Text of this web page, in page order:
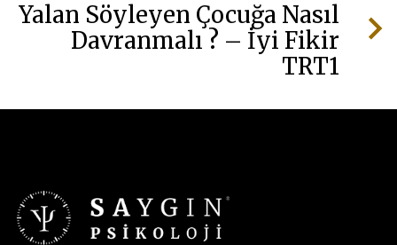
Yalan Söyleyen Çocuğa Nasıl
Davranmalı ? – İyi Fikir
TRT1